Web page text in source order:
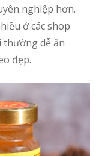
nghiệp hơn.
ở các shop
thường dễ ấn
đẹp.